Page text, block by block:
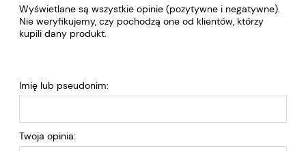
Wyświetlane są wszystkie opinie (pozytywne i negatywne).
Nie weryfikujemy, czy pochodzą one od klientów, którzy
kupili dany produkt.
Imię lub pseudonim:
Twoja opinia: